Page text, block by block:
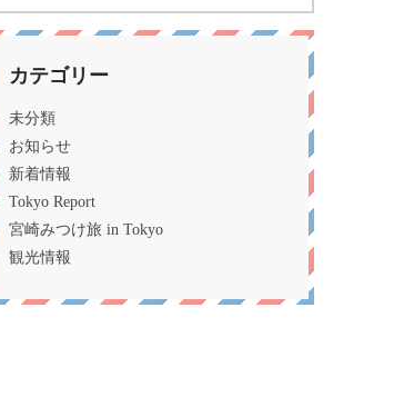
カテゴリー
未分類
お知らせ
新着情報
Tokyo Report
宮崎みつけ旅 in Tokyo
観光情報